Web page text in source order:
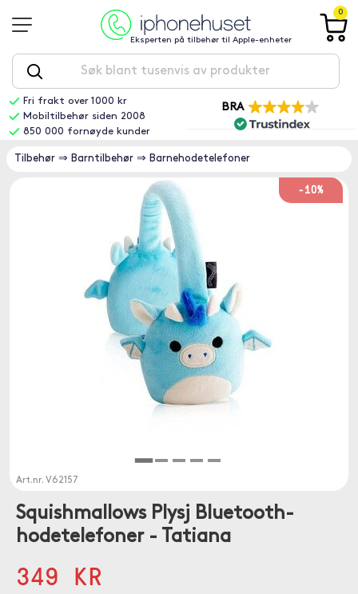
Eksperten på tilbehør til Apple-enheter
0
Fri frakt over 1000 kr
Mobiltilbehør siden 2008
850 000 fornøyde kunder
BRA
Tilbehør ⇒ Barntilbehør ⇒ Barnehodetelefoner
-10%
Art.nr. V62157
Squishmallows Plysj Bluetooth-
hodetelefoner - Tatiana
349 KR